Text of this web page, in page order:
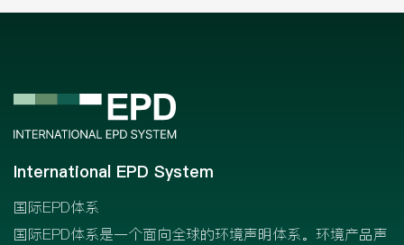
International EPD System
国际EPD体系
国际EPD体系是一个面向全球的环境声明体系。环境产品声